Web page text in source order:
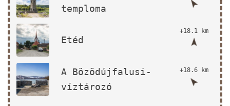
temploma
Etéd
+18.1 km
A Bözödújfalusi-
víztározó
+18.6 km